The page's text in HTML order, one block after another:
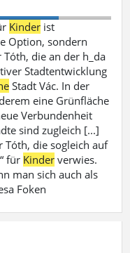
Kinder ist
Option, sondern
Tóth, die an der h_da
Stadtentwicklung
Stadt Vác. In der
eine Grünfläche
Verbundenheit
sind zugleich [...]
Tóth, die sogleich auf
für Kinder verwies.
man sich auch als
Foken